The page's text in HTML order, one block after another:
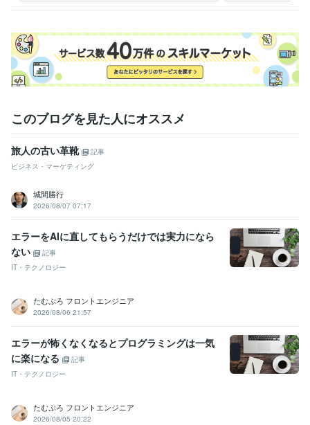
このブログを見た人にオススメ
旅人の古い革靴
記事
ビジネス・マーケティング
城間勝行
2026/08/07 07:17
エラーをAIに直してもらうだけでは実力になら
ない
記事
IT・テクノロジー
たむぷろ フロントエンジニア
2026/08/06 21:57
エラーが怖くなくなるとプログラミングは一気
に楽になる
記事
IT・テクノロジー
たむぷろ フロントエンジニア
2026/08/05 20:22